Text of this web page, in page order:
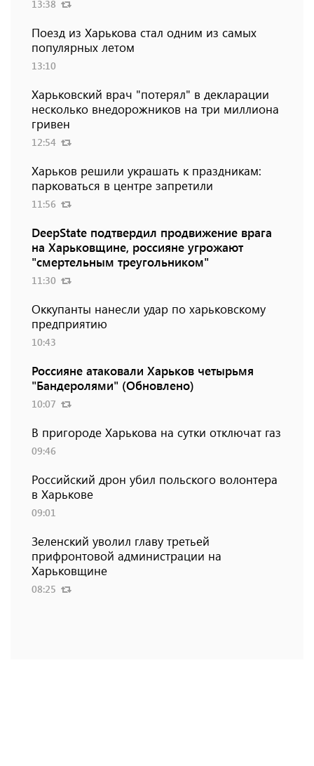
13:38
Поезд из Харькова стал одним из самых
популярных летом
13:10
Харьковский врач "потерял" в декларации
несколько внедорожников на три миллиона
гривен
12:54
Харьков решили украшать к праздникам:
парковаться в центре запретили
11:56
DeepState подтвердил продвижение врага
на Харьковщине, россияне угрожают
"смертельным треугольником"
11:30
Оккупанты нанесли удар по харьковскому
предприятию
10:43
Россияне атаковали Харьков четырьмя
"Бандеролями" (Обновлено)
10:07
В пригороде Харькова на сутки отключат газ
09:46
Российский дрон убил польского волонтера
в Харькове
09:01
Зеленский уволил главу третьей
прифронтовой администрации на
Харьковщине
08:25